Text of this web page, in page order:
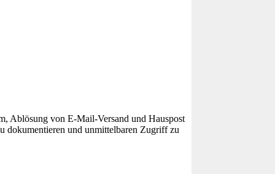
Ablösung von E-Mail-Versand und Hauspost
dokumentieren und unmittelbaren Zugriff zu